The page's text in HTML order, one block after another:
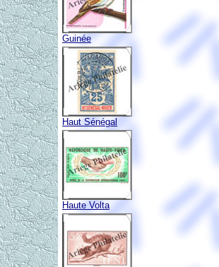
Guinée
Haut Sénégal
Haute Volta